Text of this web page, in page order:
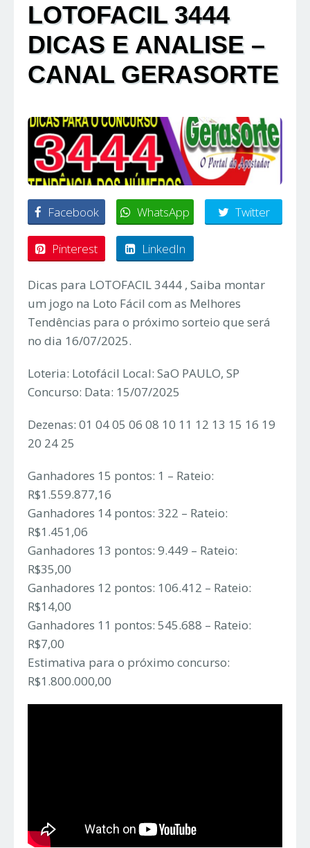
LOTOFACIL 3444
DICAS E ANALISE –
CANAL GERASORTE
Facebook WhatsApp Twitter
Pinterest LinkedIn
Dicas para LOTOFACIL 3444 , Saiba montar
um jogo na Loto Fácil com as Melhores
Tendências para o próximo sorteio que será
no dia 16/07/2025.
Loteria: Lotofácil Local: SaO PAULO, SP
Concurso: Data: 15/07/2025
Dezenas: 01 04 05 06 08 10 11 12 13 15 16 19
20 24 25
Ganhadores 15 pontos: 1 – Rateio:
R$1.559.877,16
Ganhadores 14 pontos: 322 – Rateio:
R$1.451,06
Ganhadores 13 pontos: 9.449 – Rateio:
R$35,00
Ganhadores 12 pontos: 106.412 – Rateio:
R$14,00
Ganhadores 11 pontos: 545.688 – Rateio:
R$7,00
Estimativa para o próximo concurso:
R$1.800.000,00